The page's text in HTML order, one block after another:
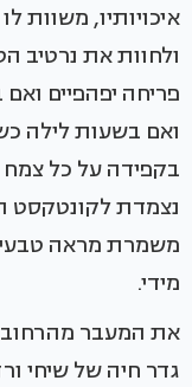
איכויותיו, משוות
ולחוות את נרטיב
פריחה יפהפיים
ואם בשעות לילה
בקפידה על כל
נצמדת לקונטקסט
משמרת מראה
מידי.
את המעבר